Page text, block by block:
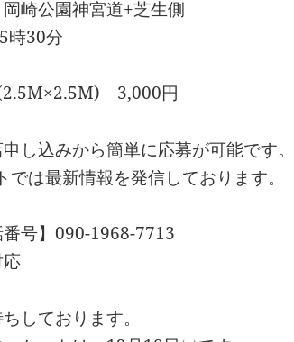
崎公園神宮道+芝生側
時30分
(2.5M×2.5M) 3,000円
し込みから簡単に応募が可能です。
は最新情報を発信しております。
番号】090-1968-7713
しております。